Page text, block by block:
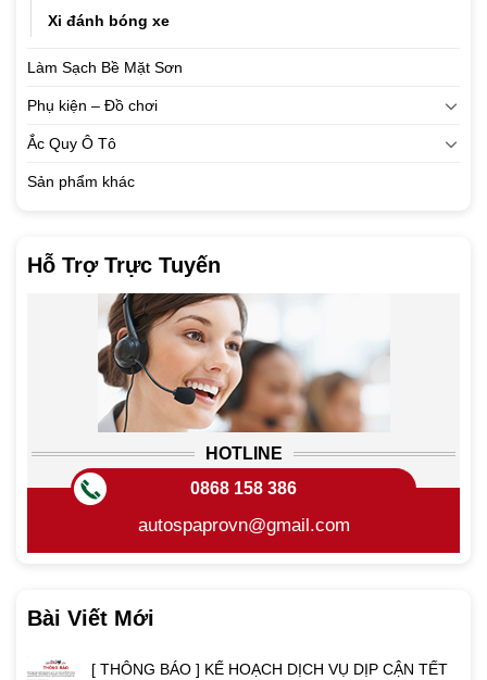
Xi đánh bóng xe
Làm Sạch Bề Mặt Sơn
Phụ kiện – Đồ chơi
Ắc Quy Ô Tô
Sản phẩm khác
Hỗ Trợ Trực Tuyến
HOTLINE
0868 158 386
autospaprovn@gmail.com
Bài Viết Mới
[ THÔNG BÁO ] KẾ HOẠCH DỊCH VỤ DỊP CẬN TẾT